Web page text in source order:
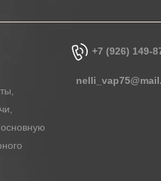
+7 (926) 149-